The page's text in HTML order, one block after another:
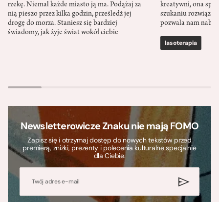
rzekę. Niemal każde miasto ją ma. Podążaj za
nią pieszo przez kilka godzin, prześledź jej
drogę do morza. Staniesz się bardziej
świadomy, jak żyje świat wokół ciebie
kreatywni, ona
szukaniu
pozwala nam
lasoterapia
Newsletterowicze Znaku nie mają FOMO
Zapisz się i otrzymaj dostęp do nowych tekstów przed
premierą, zniżki, prezenty i polecenia kulturalne specjalnie
dla Ciebie.